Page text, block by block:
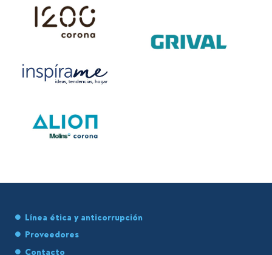
Línea ética y anticorrupción
Proveedores
Contacto